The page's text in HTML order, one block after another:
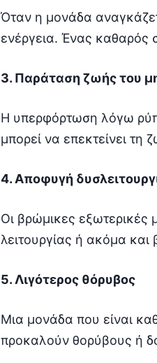
Όταν η μονάδα
ενέργεια. Ένας καθαρός
3. Παράταση ζωής του
Η υπερφόρτωση λόγω
μπορεί να επεκτείνει τη
4. Αποφυγή
Οι βρώμικες
λειτουργίας ή ακόμα
5. Λιγότερος θόρυβος
Μια μονάδα που είναι
προκαλούν θορύβους ή